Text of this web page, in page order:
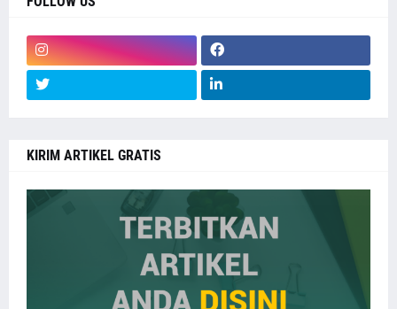
KIRIM ARTIKEL GRATIS